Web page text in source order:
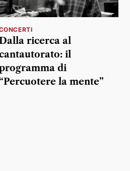
ricerca al
il
di
la mente”